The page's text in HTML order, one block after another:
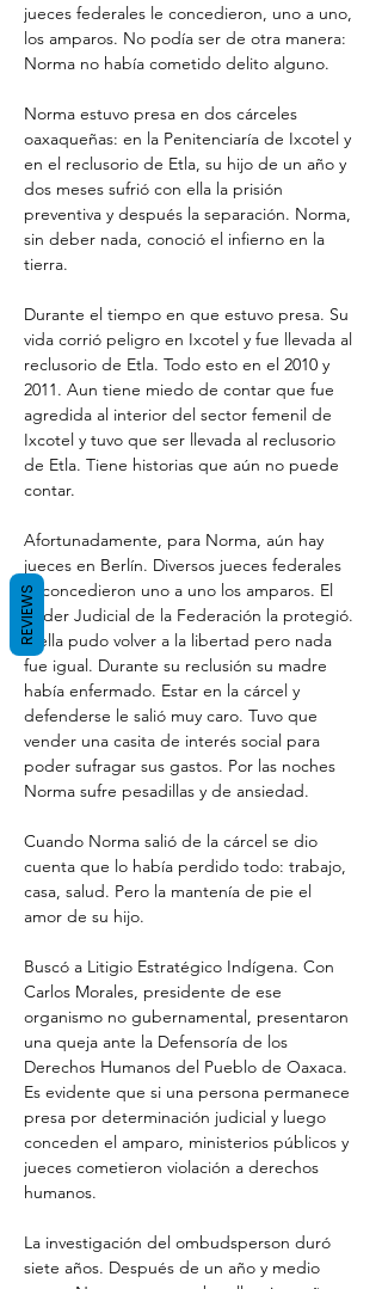
jueces federales le concedieron, uno a uno,
los amparos. No podía ser de otra manera:
Norma no había cometido delito alguno.
Norma estuvo presa en dos cárceles
oaxaqueñas: en la Penitenciaría de Ixcotel y
en el reclusorio de Etla, su hijo de un año y
dos meses sufrió con ella la prisión
preventiva y después la separación. Norma,
sin deber nada, conoció el infierno en la
tierra.
Durante el tiempo en que estuvo presa. Su
vida corrió peligro en Ixcotel y fue llevada al
reclusorio de Etla. Todo esto en el 2010 y
2011. Aun tiene miedo de contar que fue
agredida al interior del sector femenil de
Ixcotel y tuvo que ser llevada al reclusorio
de Etla. Tiene historias que aún no puede
contar.
Afortunadamente, para Norma, aún hay
jueces en Berlín. Diversos jueces federales
le concedieron uno a uno los amparos. El
Poder Judicial de la Federación la protegió.
Y ella pudo volver a la libertad pero nada
fue igual. Durante su reclusión su madre
había enfermado. Estar en la cárcel y
defenderse le salió muy caro. Tuvo que
vender una casita de interés social para
poder sufragar sus gastos. Por las noches
Norma sufre pesadillas y de ansiedad.
Cuando Norma salió de la cárcel se dio
cuenta que lo había perdido todo: trabajo,
casa, salud. Pero la mantenía de pie el
amor de su hijo.
Buscó a Litigio Estratégico Indígena. Con
Carlos Morales, presidente de ese
organismo no gubernamental, presentaron
una queja ante la Defensoría de los
Derechos Humanos del Pueblo de Oaxaca.
Es evidente que si una persona permanece
presa por determinación judicial y luego
conceden el amparo, ministerios públicos y
jueces cometieron violación a derechos
humanos.
La investigación del ombudsperson duró
siete años. Después de un año y medio
REVIEWS